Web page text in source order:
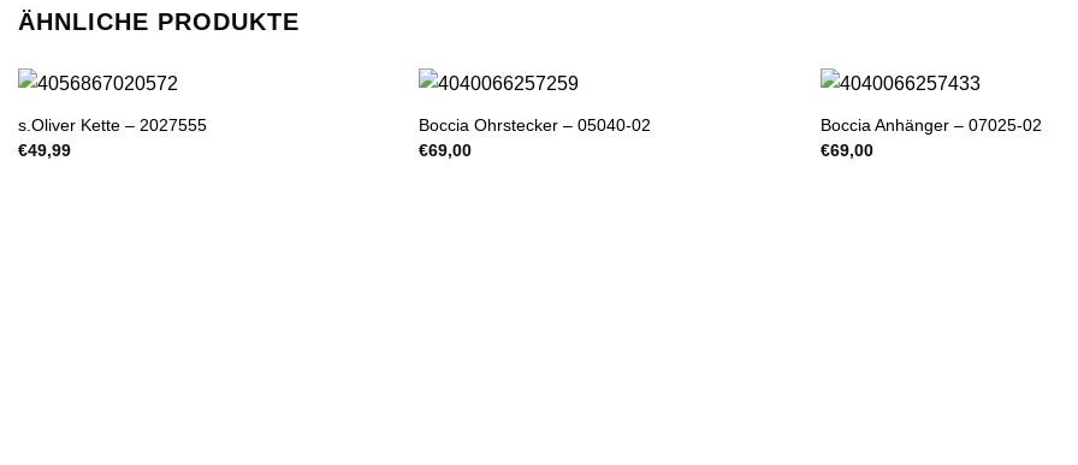
ÄHNLICHE PRODUKTE
s.Oliver Kette – 2027555
€49,99
Boccia Ohrstecker – 05040-02
€69,00
Boccia Anhänger – 07025-02
€69,00